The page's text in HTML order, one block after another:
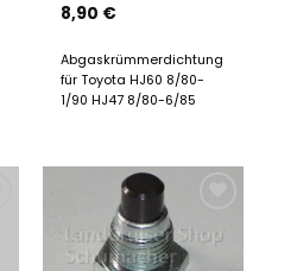
8,90 €
Abgaskrümmerdichtung
für Toyota HJ60 8/80-
1/90 HJ47 8/80-6/85
Zum
Merkzettel
hinzufügen